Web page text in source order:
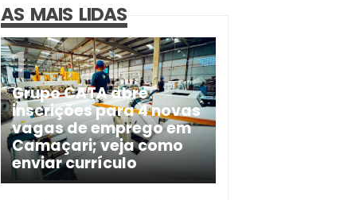
AS MAIS LIDAS
Grupo CATA abre
inscrições para 4 novas
vagas de emprego em
Camaçari; veja como
enviar currículo